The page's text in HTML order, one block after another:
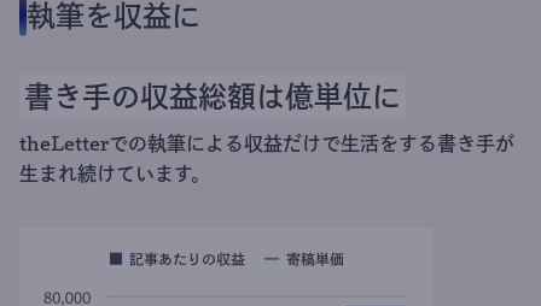
執筆を収益に
書き手の収益総額は億単位に
theLetterでの執筆による収益だけで生活をする書き手が
生まれ続けています。